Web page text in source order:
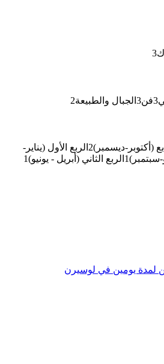
3
3فن3 الجبال والطبيعة2
(أكتوبر-ديسمبر)2 الربع الأول (يناير-
سبتمبر)1 الربع الثاني (أبريل - يونيو)1
لمدة يومين في لوسيرن